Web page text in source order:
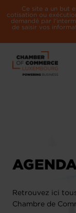
Ce site a un but
cotisation ou
demandé par
de saisir vos
Retrouvez ici
Chambre de